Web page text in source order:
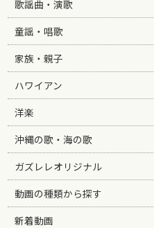
歌謡曲・演歌
童謡・唱歌
家族・親子
ハワイアン
洋楽
沖縄の歌・海の歌
ガズレレオリジナル
動画の種類から探す
新着動画